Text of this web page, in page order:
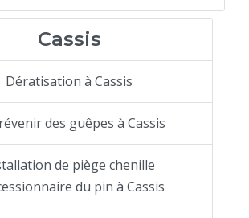
Cassis
Dératisation à Cassis
des guêpes à Cassis
de piège chenille
du pin à Cassis